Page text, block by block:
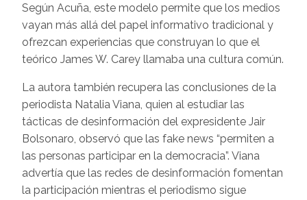
Según Acuña, este modelo permite que los medios
vayan más allá del papel informativo tradicional y
ofrezcan experiencias que construyan lo que el
teórico James W. Carey llamaba una cultura común.
La autora también recupera las conclusiones de la
periodista Natalia Viana, quien al estudiar las
tácticas de desinformación del expresidente Jair
Bolsonaro, observó que las fake news “permiten a
las personas participar en la democracia”. Viana
advertía que las redes de desinformación fomentan
la participación mientras el periodismo sigue